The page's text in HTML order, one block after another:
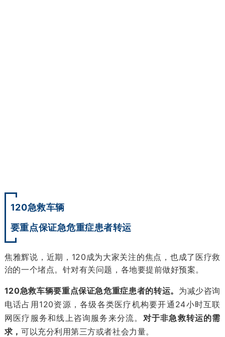
120急救车辆
要重点保证急危重症患者转运
焦雅辉说，近期，120成为大家关注的焦点，也成了医疗救
治的一个堵点。针对有关问题， 各地要提前做好预案。
120急救车辆要重点保证急危重症患者的转运。 为减少咨询
电话占用120资源 ，各级各类医疗机构要开通24小时互联
网医疗服务和线上咨询服务来分流。 对于非急救转运的需
求，可以充分利用第三方或者社会力量。